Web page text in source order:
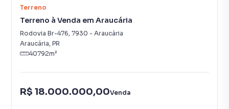
Terreno
Terreno à Venda em Araucária
Rodovia Br-476, 7930 - Araucária
Araucária, PR
40792m²
R$ 18.000.000,00Venda